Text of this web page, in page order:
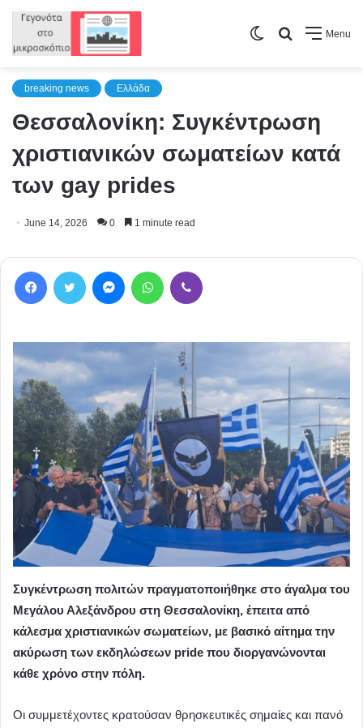
Menu
Search
Switch
breaking news Ελλάδα
Θεσσαλονίκη: Συγκέντρωση
χριστιανικών σωματείων κατά
των gay prides
June 14, 2026 0 1 minute read
Facebook Twitter MessengerWhatsApp
Συγκέντρωση πολιτών πραγματοποιήθηκε στο άγαλμα του
Μεγάλου Αλεξάνδρου στη Θεσσαλονίκη, έπειτα από
κάλεσμα χριστιανικών σωματείων, με βασικό αίτημα την
ακύρωση των εκδηλώσεων pride που διοργανώνονται
κάθε χρόνο στην πόλη.
Οι συμμετέχοντες κρατούσαν θρησκευτικές σημαίες και πανό